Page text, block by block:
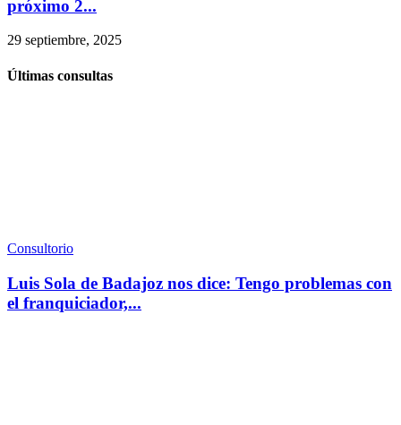
próximo 2...
29 septiembre, 2025
Últimas consultas
Consultorio
Luis Sola de Badajoz nos dice: Tengo problemas con
el franquiciador,...